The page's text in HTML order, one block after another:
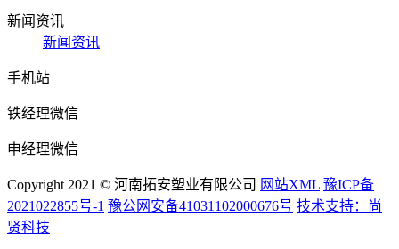
新闻资讯
新闻资讯
手机站
铁经理微信
申经理微信
Copyright 2021 © 河南拓安塑业有限公司 网站XML 豫ICP备
2021022855号-1 豫公网安备41031102000676号 技术支持：尚
贤科技